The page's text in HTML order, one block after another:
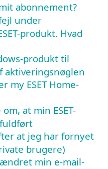
abonnement?
under
produkt. Hvad
produkt til
aktiveringsnøglen
my ESET Home-
at min ESET-
at jeg har fornyet
brugere)
min e-mail-